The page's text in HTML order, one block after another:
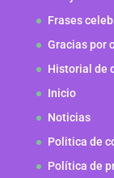
Frases
Gracias por
Historial de
Inicio
Noticias
Politica de
Política de